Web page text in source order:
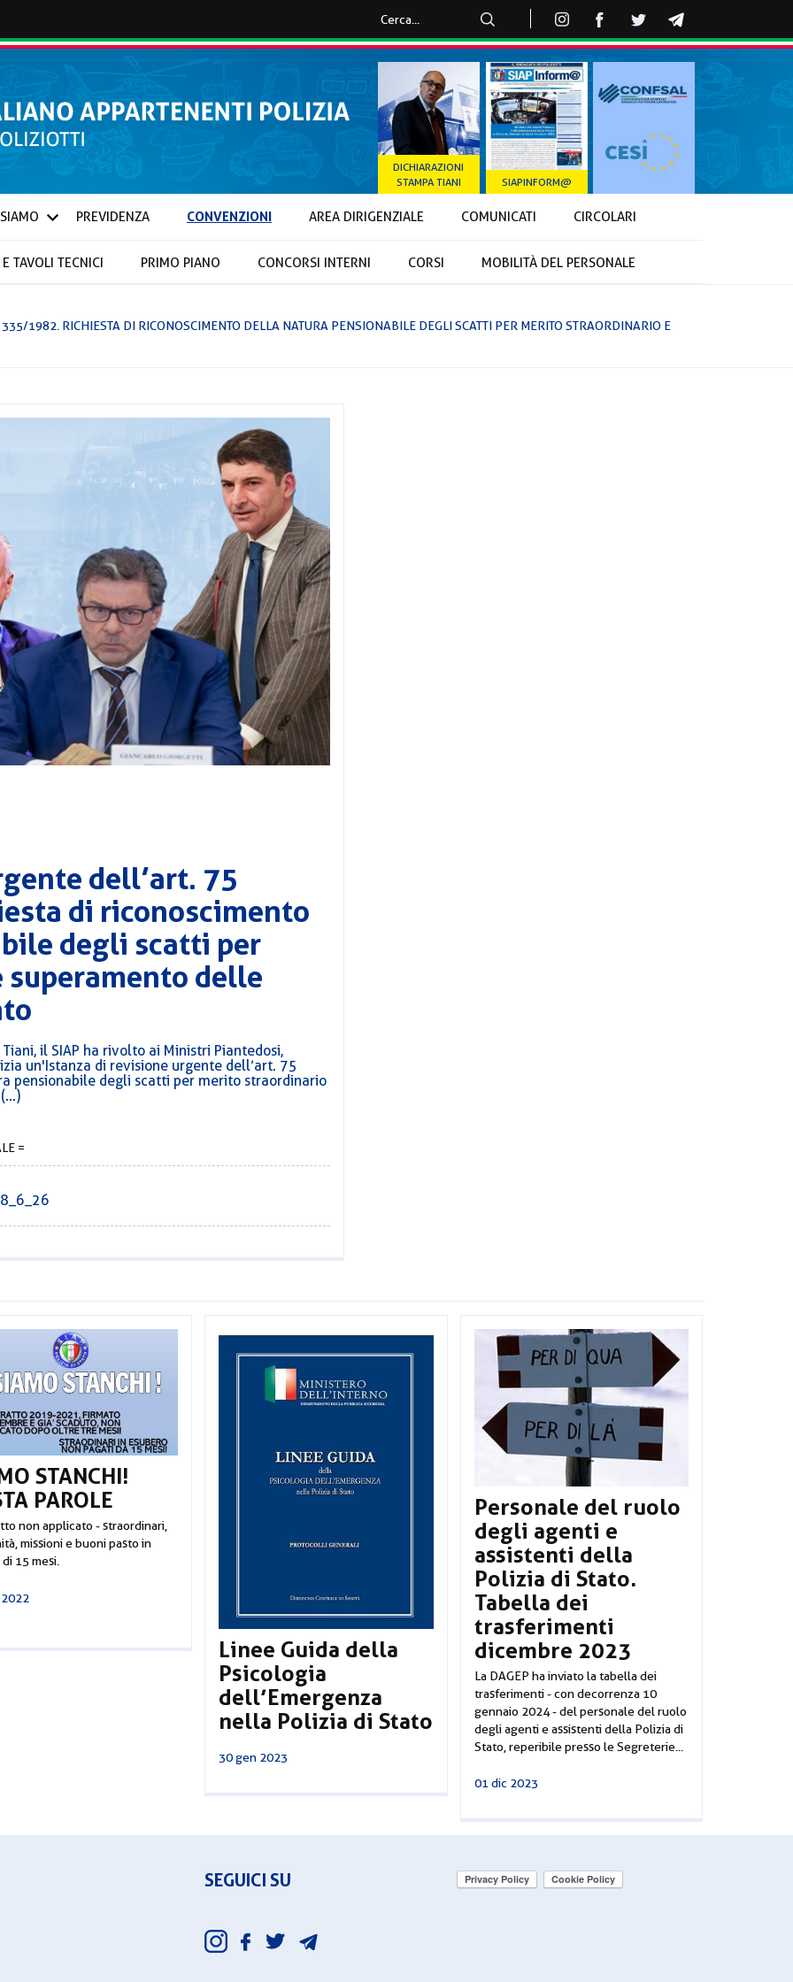
DICHIARAZIONI
STAMPA TIANI
SIAPINFORM@
TAVOLI TECNICI PRIMO PIANO CONCORSI INTERNI CORSI MOBILITÀ DEL PERSONALE
PREVIDENZA CONVENZIONI AREA DIRIGENZIALE COMUNICATI CIRCOLARI
1982. RICHIESTA DI RICONOSCIMENTO DELLA NATURA PENSIONABILE DEGLI SCATTI PER MERITO STRAORDINARIO E
dell’art. 75
di riconoscimento
degli scatti per
delle
il SIAP ha rivolto ai Ministri Piantedosi,
un'Istanza di revisione urgente dell’art. 75
pensionabile degli scatti per merito straordinario
=
STANCHI!
PAROLE
non applicato - straordinari,
missioni e buoni pasto in
15 mesi.
Linee Guida della
Psicologia
dell’Emergenza
nella Polizia di Stato
30 gen 2023
Personale del ruolo
degli agenti e
assistenti della
Polizia di Stato.
Tabella dei
trasferimenti
dicembre 2023
La DAGEP ha inviato la tabella dei
trasferimenti - con decorrenza 10
gennaio 2024 - del personale del ruolo
degli agenti e assistenti della Polizia di
Stato, reperibile presso le Segreterie...
01 dic 2023
SEGUICI SU